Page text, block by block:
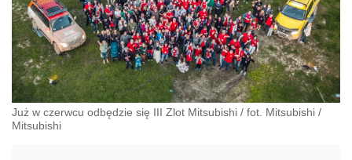
Już w czerwcu odbędzie się III Zlot Mitsubishi / fot. Mitsubishi /
Mitsubishi